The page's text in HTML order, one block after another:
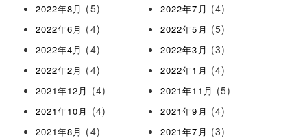
2022年8月 (5) 2022年7月 (4)
2022年6月 (4) 2022年5月 (5)
2022年4月 (4) 2022年3月 (3)
2022年2月 (4) 2022年1月 (4)
2021年12月 (4) 2021年11月 (5)
2021年10月 (4) 2021年9月 (4)
2021年8月 (4) 2021年7月 (3)